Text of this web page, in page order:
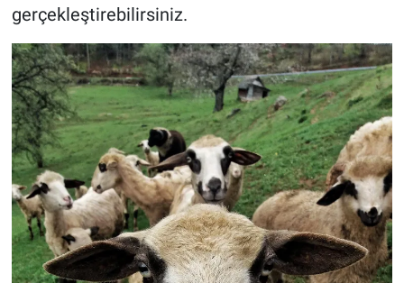
gerçekleştirebilirsiniz.